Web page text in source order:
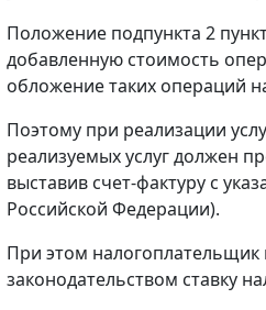
Положение подпункта 2
добавленную стоимость
обложение таких операций
Поэтому при реализации
реализуемых услуг должен
выставив счет-фактуру с
Российской Федерации).
При этом
законодательством ставку